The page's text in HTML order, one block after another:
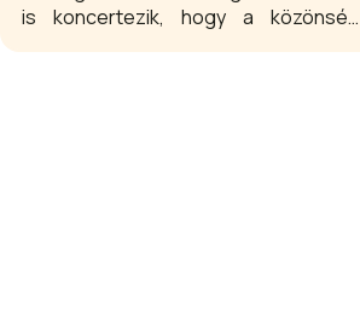
is koncertezik, hogy a közönség